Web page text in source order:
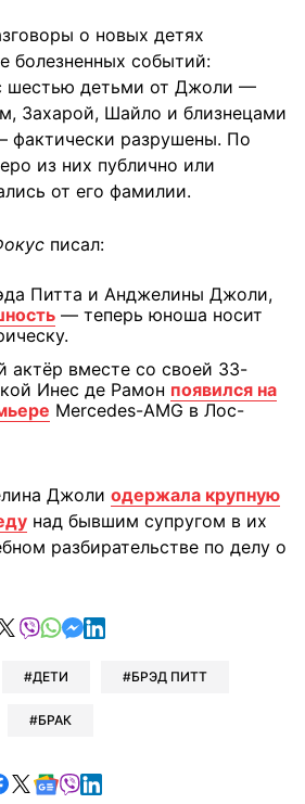
о новых детях
болезненных событий:
шестью детьми от Джоли —
Захарой, Шайло и близнецами
фактически разрушены. По
из них публично или
от его фамилии.
писал:
Питта и Анджелины Джоли,
— теперь юноша носит
актёр вместе со своей 33-
Инес де Рамон появился на
Mercedes-AMG в Лос-
Джоли одержала крупную
над бывшим супругом в их
разбирательстве по делу о
в Telegram
в Facebook
поделиться в X
отправить в Viber
отправить в Whatsapp
отправить в Messenger
отправить в LinkedIn
ДЕТИ БРЭД ПИТТ
БРАК
в Telegram
Читайте в Facebook
Читайте в X
Читайте в Google news
Читайте в Viber
Читайте в LinkedIn